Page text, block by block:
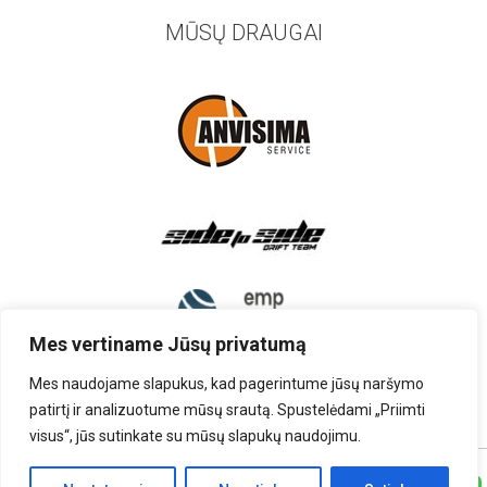
Mes vertiname Jūsų privatumą
Mes naudojame slapukus, kad pagerintume jūsų naršymo
patirtį ir analizuotume mūsų srautą. Spustelėdami „Priimti
visus“, jūs sutinkate su mūsų slapukų naudojimu.
MŪSŲ DRAUGAI